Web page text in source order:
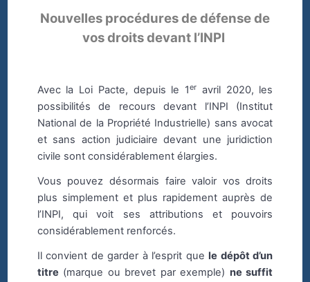
Nouvelles procédures de défense de
vos droits devant l’INPI
Avec la Loi Pacte, depuis le 1er avril 2020, les
possibilités de recours devant l’INPI (Institut
National de la Propriété Industrielle) sans avocat
et sans action judiciaire devant une juridiction
civile sont considérablement élargies.
Vous pouvez désormais faire valoir vos droits
plus simplement et plus rapidement auprès de
l’INPI, qui voit ses attributions et pouvoirs
considérablement renforcés.
Il convient de garder à l’esprit quele dépôt d’un
titre (marque ou brevet par exemple) ne suffit